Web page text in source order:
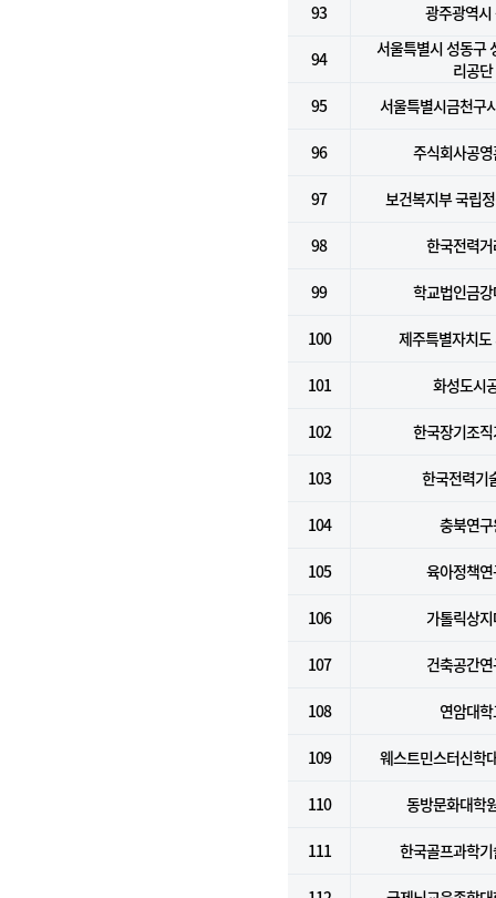
93 광주광역시
94
서울특별시 성동구
리공단
95
서울특별시금천구
96 주식회사공
97 보건복지부 국립
98 한국전력
99 학교법인금
100 제주특별자치도
101 화성도시
102 한국장기조
103 한국전력기
104 충북연
105 육아정책
106 가톨릭상
107 건축공간
108 연암대
109 웨스트민스터신학
110 동방문화대학
111 한국골프과학